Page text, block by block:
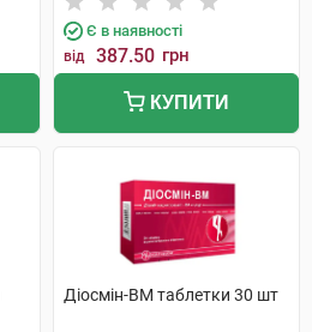
Є в наявності
від 387.50 грн
КУПИТИ
Діосмін-ВМ таблетки 30 шт